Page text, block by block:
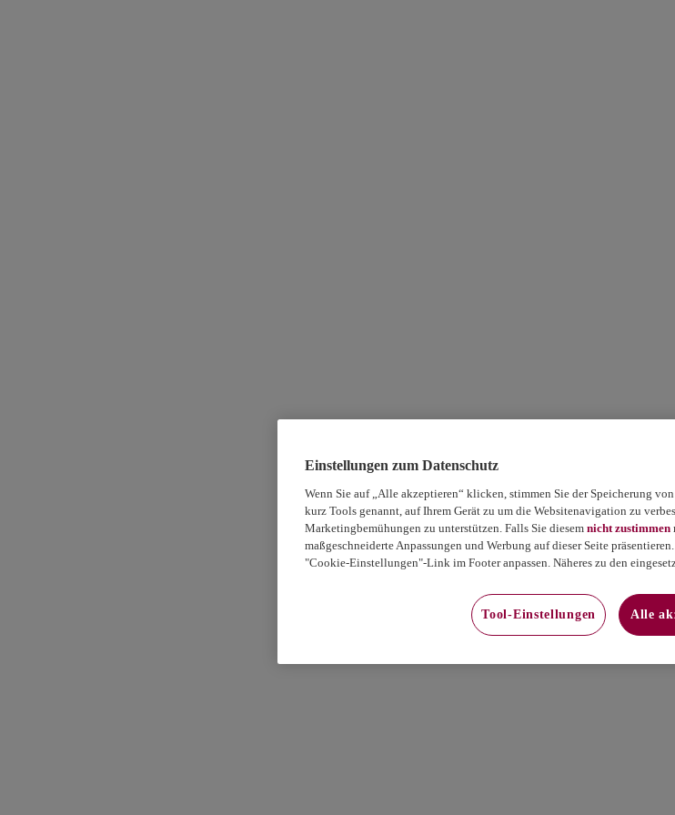
Einstellungen zum Datenschutz
Wenn Sie auf „Alle akzeptieren“ klicken, stimmen Sie der Speicherung
kurz Tools genannt, auf Ihrem Gerät zu um die Websitenavigation zu
Marketingbemühungen zu unterstützen. Falls Sie diesem nicht zustimmen
maßgeschneiderte Anpassungen und Werbung auf dieser Seite
"Cookie-Einstellungen"-Link im Footer anpassen. Näheres zu den
Tool-Einstellungen Alle